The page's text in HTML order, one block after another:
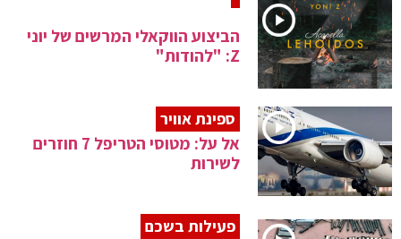
הביצוע הווקאלי המרשים של יוני
Z: "להודות"
ספינת אוויר
אל על: מטוסי הטריפל 7 חוזרים
לשירות
פעילות בשכם